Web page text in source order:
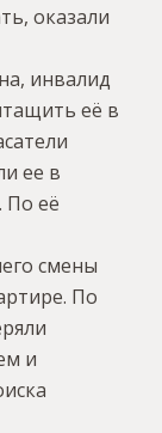
оказали
инвалид
её в
ее в
По её
смены
По
и